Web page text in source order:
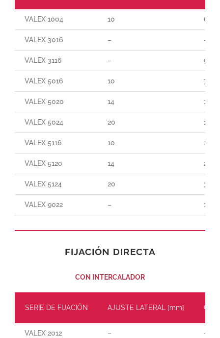
VALEX 1004 10 60
VALEX 3016 – –
VALEX 3116 – 90
VALEX 5016 10 70
VALEX 5020 14 140
VALEX 5024 20 190
VALEX 5116 10 165
VALEX 5120 14 250
VALEX 5124 20 300
VALEX 9022 – 150
FIJACIÓN DIRECTA
CON INTERCALADOR
SERIE DE FIJACIÓN AJUSTE LATERAL [mm]
VALEX 2012 – –